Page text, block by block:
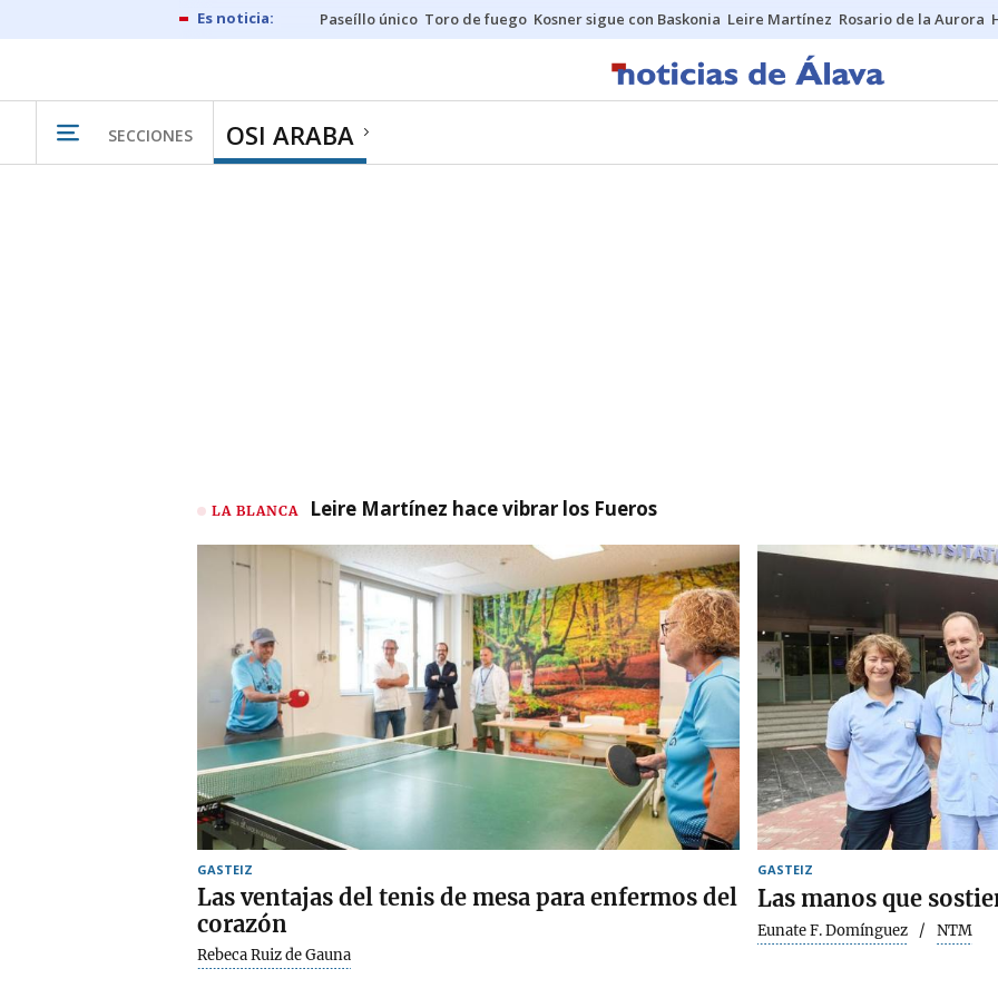
Paseíllo único Toro de fuego Kosner sigue con Baskonia Leire Martínez Rosario de la Aurora
SECCIONES OSI ARABA
LA BLANCA Leire Martínez hace vibrar los Fueros
GASTEIZ
Las ventajas del tenis de mesa para enfermos del
corazón
Rebeca Ruiz de Gauna
GASTEIZ
Las manos que
Eunate F. Domínguez NTM